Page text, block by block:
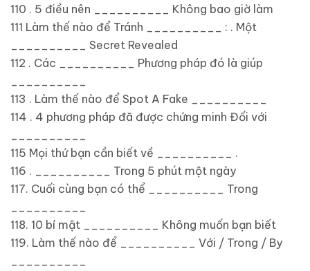
110 . 5 điều nên __________ Không bao giờ làm
111 Làm thế nào để Tránh __________ : . Một
__________ Secret Revealed
112 . Các __________ Phương pháp đó là giúp
113 . Làm thế nào để Spot A Fake __________
114 . 4 phương pháp đã được chứng minh Đối với
115 Mọi thứ bạn cần biết về __________ .
116 . __________ Trong 5 phút một ngày
117. Cuối cùng bạn có thể __________ Trong
118. 10 bí mật __________ Không muốn bạn biết
119. Làm thế nào để __________ Với / Trong / By